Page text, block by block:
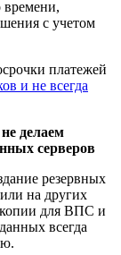
времени,
с учетом
платежей
и не всегда
делаем
серверов
резервных
на других
копии для ВПС и
всегда